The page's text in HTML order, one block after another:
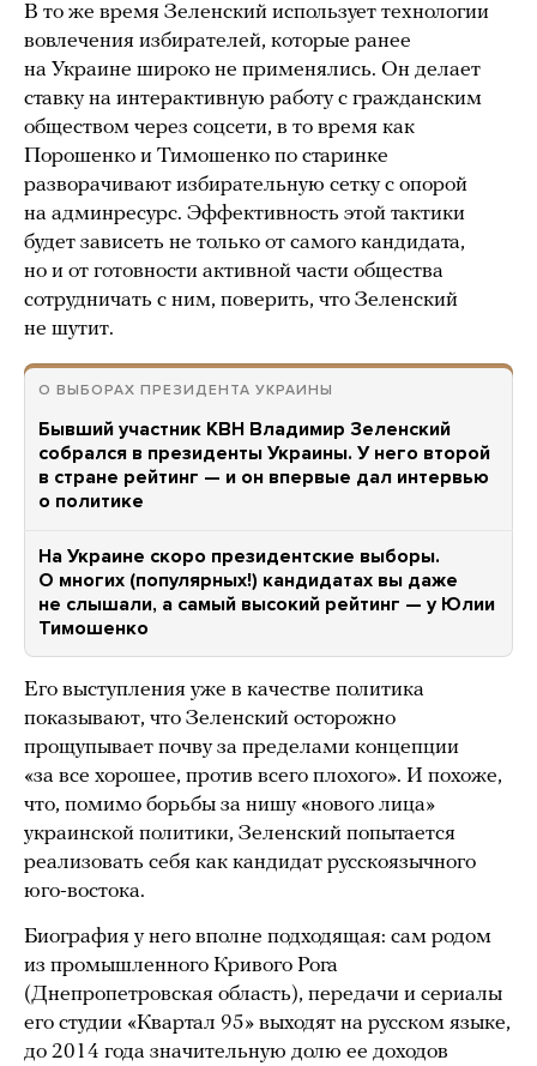
В то же время Зеленский использует технологии
вовлечения избирателей, которые ранее
на Украине широко не применялись. Он делает
ставку на интерактивную работу с гражданским
обществом через соцсети, в то время как
Порошенко и Тимошенко по старинке
разворачивают избирательную сетку с опорой
на админресурс. Эффективность этой тактики
будет зависеть не только от самого кандидата,
но и от готовности активной части общества
сотрудничать с ним, поверить, что Зеленский
не шутит.
О ВЫБОРАХ ПРЕЗИДЕНТА УКРАИНЫ
Бывший участник КВН Владимир Зеленский
собрался в президенты Украины. У него второй
в стране рейтинг — и он впервые дал интервью
о политике
На Украине скоро президентские выборы.
О многих (популярных!) кандидатах вы даже
не слышали, а самый высокий рейтинг — у Юлии
Тимошенко
Его выступления уже в качестве политика
показывают, что Зеленский осторожно
прощупывает почву за пределами концепции
«за все хорошее, против всего плохого». И похоже,
что, помимо борьбы за нишу «нового лица»
украинской политики, Зеленский попытается
реализовать себя как кандидат русскоязычного
юго-востока.
Биография у него вполне подходящая: сам родом
из промышленного Кривого Рога
(Днепропетровская область), передачи и сериалы
его студии «Квартал 95» выходят на русском языке,
до 2014 года значительную долю ее доходов